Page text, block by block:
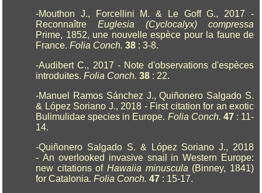
-Mouthon J., Forcellini M. & Le Goff G., 2017 -
ReconnaîtreEuglesia (Cyclocalyx) compressa
Prime, 1852, une nouvelle espèce pour la faune de
France.Folia Conch. 38 : 3-8.
-Audibert C., 2017 - Note d'observations d'espèces
introduites.Folia Conch. 38 : 22.
-Manuel Ramos Sánchez J., Quiñonero Salgado S.
& López Soriano J., 2018 - First citation for an exotic
Bulimulidae species in Europe. Folia Conch. 47: 11-
14.
-Quiñonero Salgado S. & López Soriano J., 2018
- An overlooked invasive snail in Western Europe:
new citations ofHawaiia minuscula (Binney, 1841)
for Catalonia.Folia Conch. 47 : 15-17.